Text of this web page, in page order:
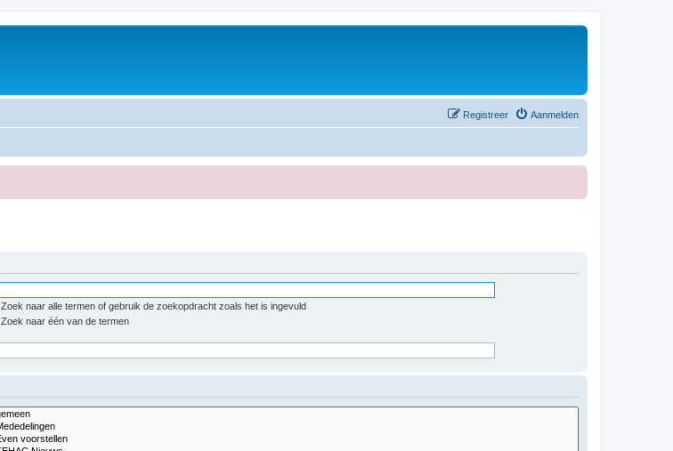
Aanmelden
Registreer
Zoek naar alle termen of gebruik de zoekopdracht zoals het is ingevuld
Zoek naar één van de termen